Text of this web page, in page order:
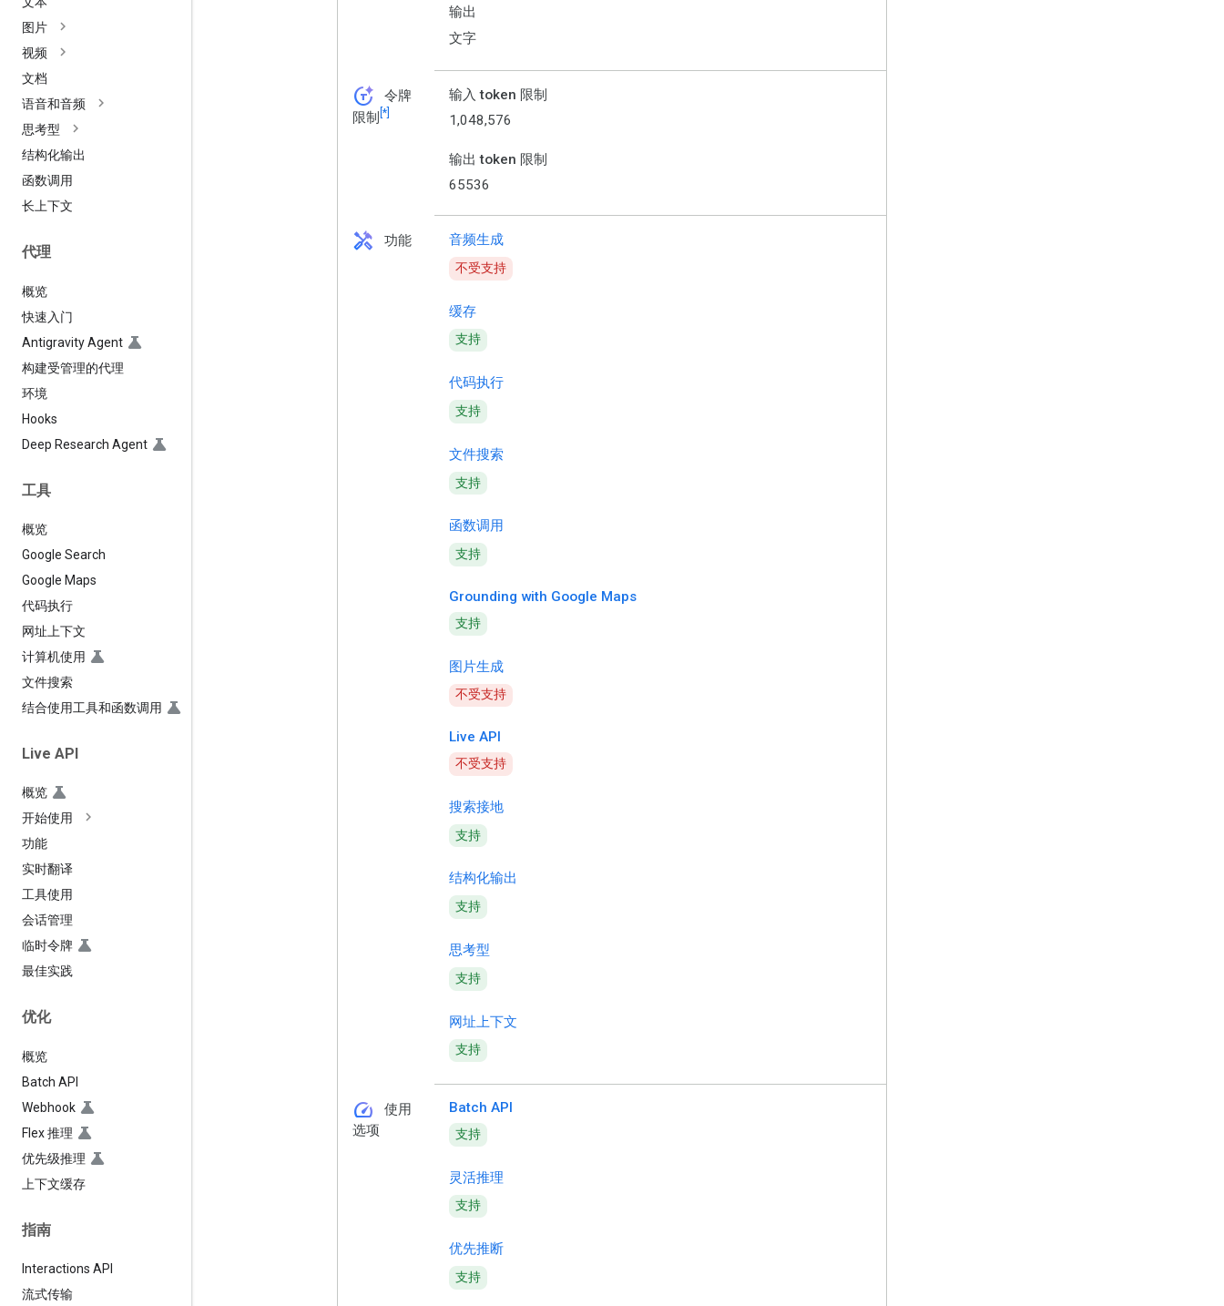
图片
视频
文档
语音和音频
思考型
结构化输出
函数调用
长上下文
代理
概览
快速入门
Antigravity Agent
构建受管理的代理
环境
Hooks
Deep Research Agent
工具
概览
Google Search
Google Maps
代码执行
网址上下文
计算机使用
文件搜索
结合使用工具和函数调用
Live API
概览
开始使用
功能
实时翻译
工具使用
会话管理
临时令牌
最佳实践
优化
概览
Batch API
Webhook
Flex 推理
优先级推理
上下文缓存
指南
Interactions API
流式传输
输出
文字
token_auto
令牌
限制 [*]
输入 token 限制
1,048,576
输出 token 限制
65536
handyman 功能 音频生成
不受支持
缓存
支持
代码执行
支持
文件搜索
支持
函数调用
支持
Grounding with Google Maps
支持
图片生成
不受支持
Live API
不受支持
搜索接地
支持
结构化输出
支持
思考型
支持
网址上下文
支持
speed
使用
选项
Batch API
支持
灵活推理
支持
优先推断
支持